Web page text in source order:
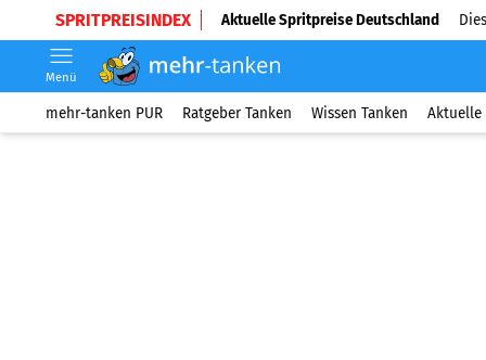
SPRITPREISINDEX Aktuelle Spritpreise Deutschland
Menü
mehr-tanken PUR Ratgeber Tanken Wissen Tanken Aktuelle